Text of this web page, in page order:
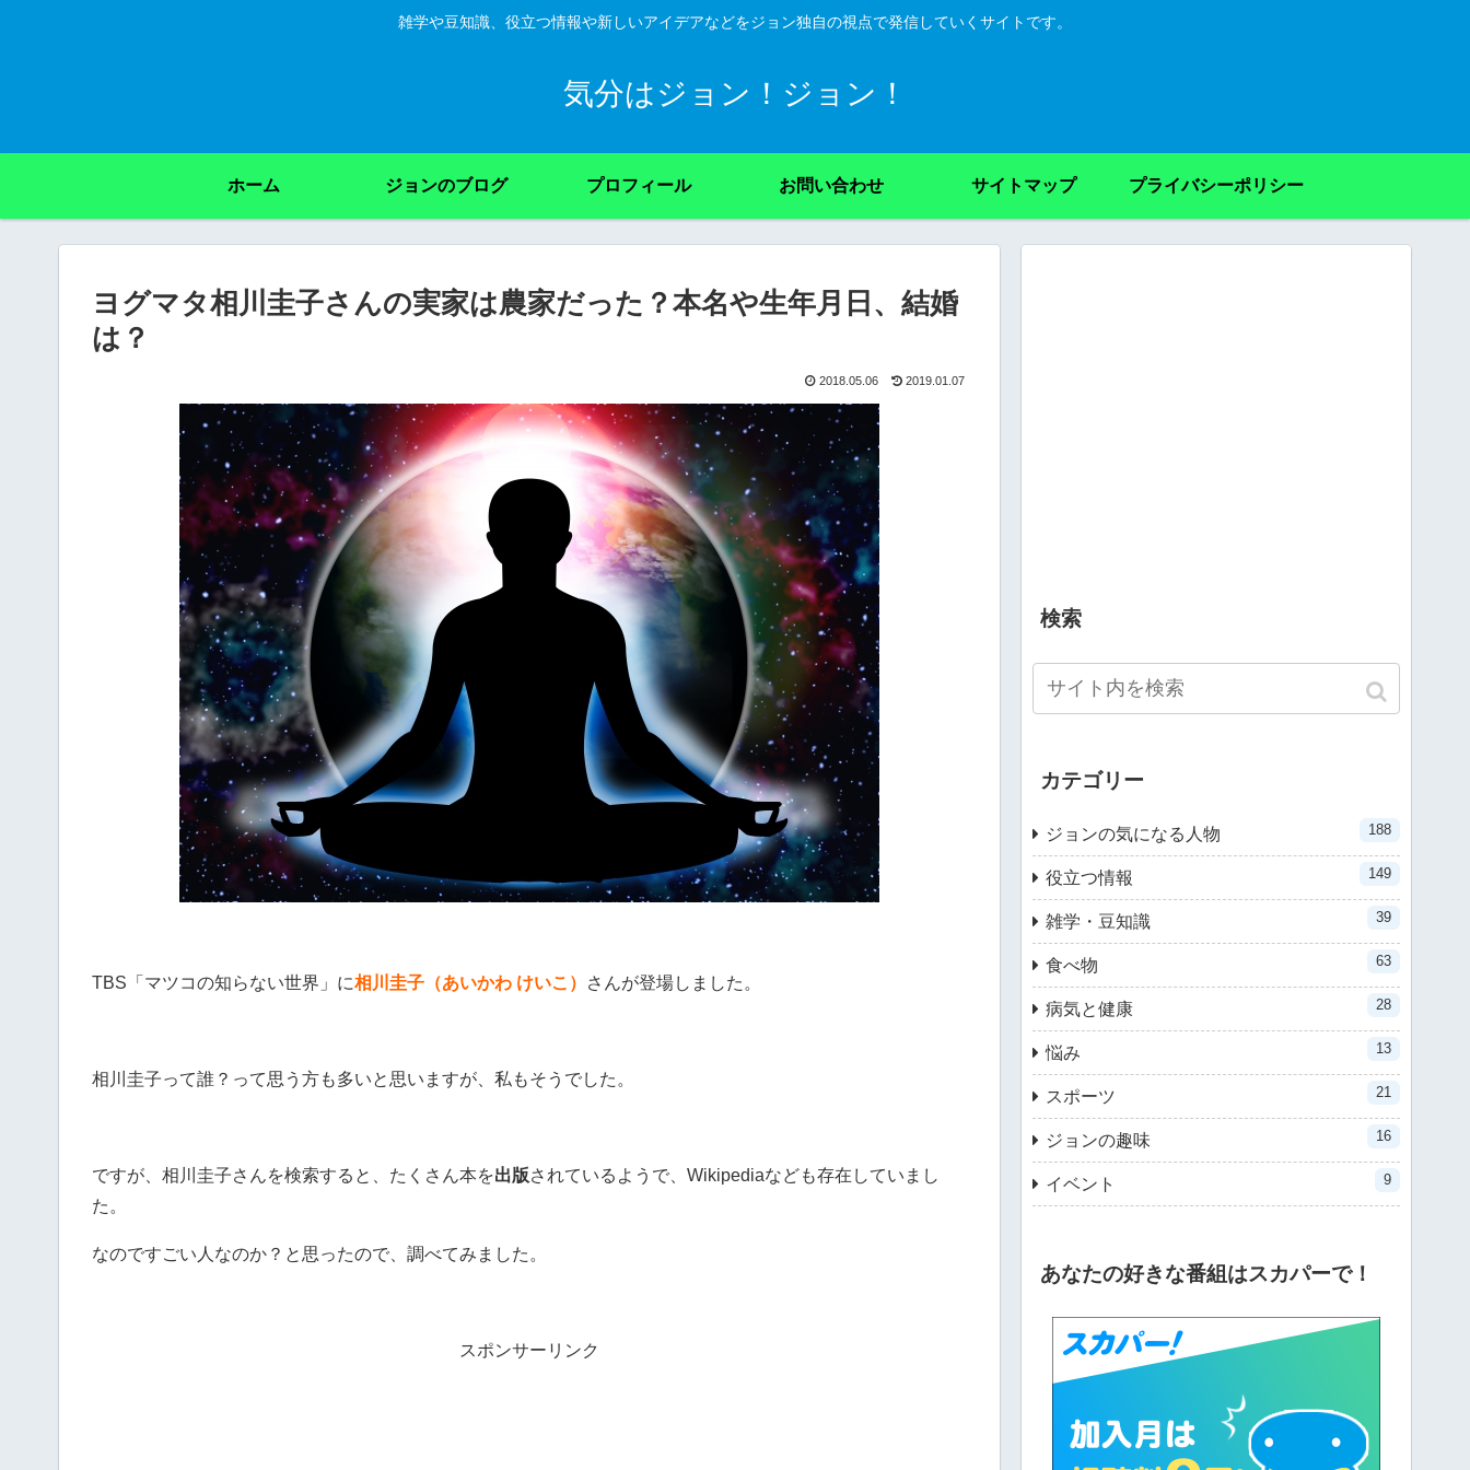
雑学や豆知識、役立つ情報や新しいアイデアなどをジョン独自の視点で発信していくサイトです。
気分はジョン！ジョン！
ホーム ジョンのブログ プロフィール お問い合わせ サイトマップ プライバシーポリシー
ヨグマタ相川圭子さんの実家は農家だった？本名や生年月日、結婚
は？
2018.05.06 2019.01.07
TBS「マツコの知らない世界」に相川圭子（あいかわ けいこ） さんが登場しました。
相川圭子って誰？って思う方も多いと思いますが、私もそうでした。
ですが、相川圭子さんを検索すると、たくさん本を出版されているようで、Wikipediaなども存在していまし
た。
なのですごい人なのか？と思ったので、調べてみました。
スポンサーリンク
検索
カテゴリー
ジョンの気になる人物 188
役立つ情報 149
雑学・豆知識 39
食べ物 63
病気と健康 28
悩み 13
スポーツ 21
ジョンの趣味 16
イベント 9
あなたの好きな番組はスカパーで！